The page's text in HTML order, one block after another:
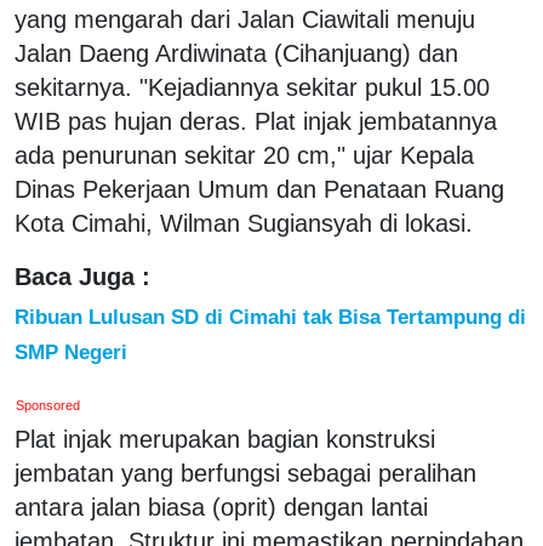
yang mengarah dari Jalan Ciawitali menuju
Jalan Daeng Ardiwinata (Cihanjuang) dan
sekitarnya. "Kejadiannya sekitar pukul 15.00
WIB pas hujan deras. Plat injak jembatannya
ada penurunan sekitar 20 cm," ujar Kepala
Dinas Pekerjaan Umum dan Penataan Ruang
Kota Cimahi, Wilman Sugiansyah di lokasi.
Baca Juga :
Ribuan Lulusan SD di Cimahi tak Bisa Tertampung di
SMP Negeri
Sponsored
Plat injak merupakan bagian konstruksi
jembatan yang berfungsi sebagai peralihan
antara jalan biasa (oprit) dengan lantai